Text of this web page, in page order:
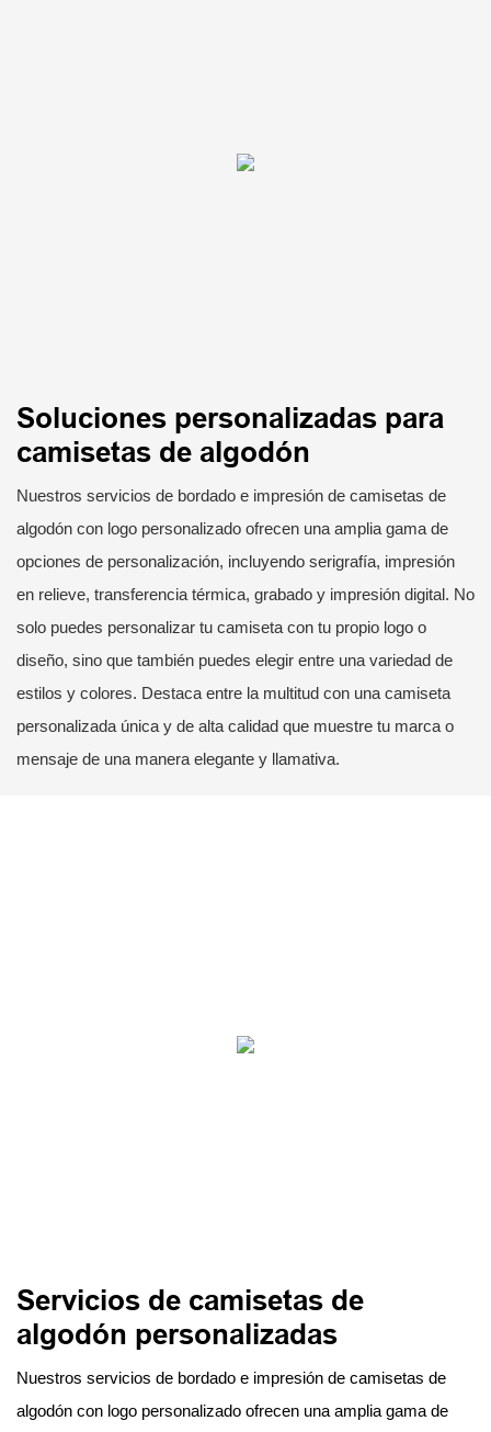
Soluciones personalizadas para
camisetas de algodón
Nuestros servicios de bordado e impresión de camisetas de
algodón con logo personalizado ofrecen una amplia gama de
opciones de personalización, incluyendo serigrafía, impresión
en relieve, transferencia térmica, grabado y impresión digital. No
solo puedes personalizar tu camiseta con tu propio logo o
diseño, sino que también puedes elegir entre una variedad de
estilos y colores. Destaca entre la multitud con una camiseta
personalizada única y de alta calidad que muestre tu marca o
mensaje de una manera elegante y llamativa.
Servicios de camisetas de
algodón personalizadas
Nuestros servicios de bordado e impresión de camisetas de
algodón con logo personalizado ofrecen una amplia gama de